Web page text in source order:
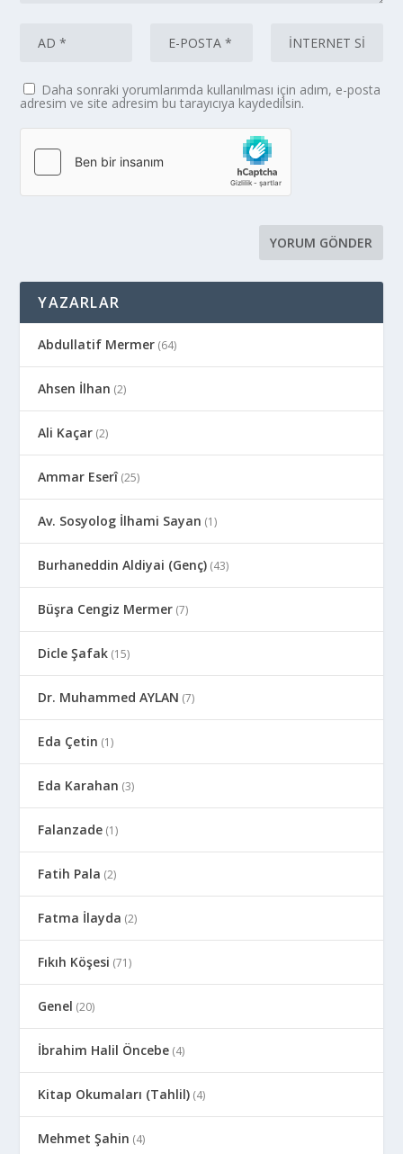
Daha sonraki yorumlarımda kullanılması için adım, e-posta
adresim ve site adresim bu tarayıcıya kaydedilsin.
YAZARLAR
Abdullatif Mermer (64)
Ahsen İlhan (2)
Ali Kaçar (2)
Ammar Eserî(25)
Av. Sosyolog İlhami Sayan (1)
Burhaneddin Aldiyai (Genç) (43)
Büşra Cengiz Mermer (7)
Dicle Şafak (15)
Dr. Muhammed AYLAN (7)
Eda Çetin (1)
Eda Karahan (3)
Falanzade (1)
Fatih Pala (2)
Fatma İlayda (2)
Fıkıh Köşesi (71)
Genel (20)
İbrahim Halil Öncebe (4)
Kitap Okumaları (Tahlil) (4)
Mehmet Şahin (4)